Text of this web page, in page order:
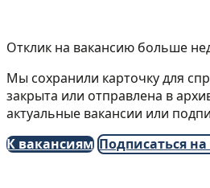
Отклик на вакансию больше
Мы сохранили карточку для
закрыта или отправлена в
актуальные вакансии или
К вакансиям Подписаться на